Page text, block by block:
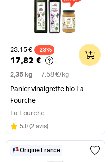
Ancien prix
23,15 € -23%
17,82 €
2,35 kg 7,58 €/ kg
Panier vinaigrette bio La
Fourche
0
La Fourche
Note
5.0 sur 5
(2 avis)
Origine France